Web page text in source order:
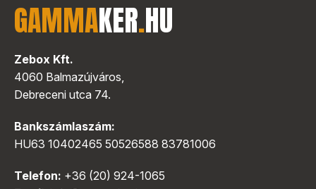
GAMMAKER.HU
Zebox Kft.
4060 Balmazújváros,
Debreceni utca 74.
Bankszámlaszám:
HU63 10402465 50526588 83781006
Telefon: +36 (20) 924-1065